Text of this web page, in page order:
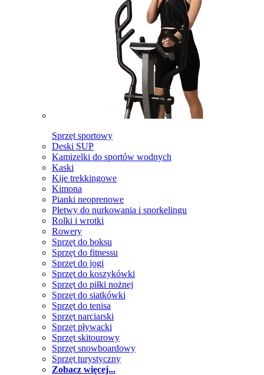
Sprzęt sportowy
Deski SUP
Kamizelki do sportów wodnych
Kaski
Kije trekkingowe
Kimona
Pianki neoprenowe
Płetwy do nurkowania i snorkelingu
Rolki i wrotki
Rowery
Sprzęt do boksu
Sprzęt do fitnessu
Sprzęt do jogi
Sprzęt do koszykówki
Sprzęt do piłki nożnej
Sprzęt do siatkówki
Sprzęt do tenisa
Sprzęt narciarski
Sprzęt pływacki
Sprzęt skitourowy
Sprzęt snowboardowy
Sprzęt turystyczny
Zobacz więcej...